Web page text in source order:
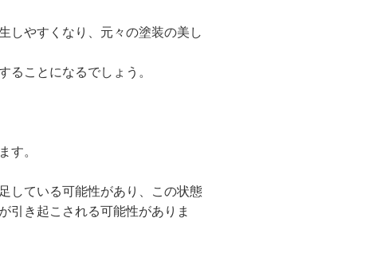
しやすくなり、元々の塗装の美し
ることになるでしょう。
す。
している可能性があり、この状態
引き起こされる可能性がありま